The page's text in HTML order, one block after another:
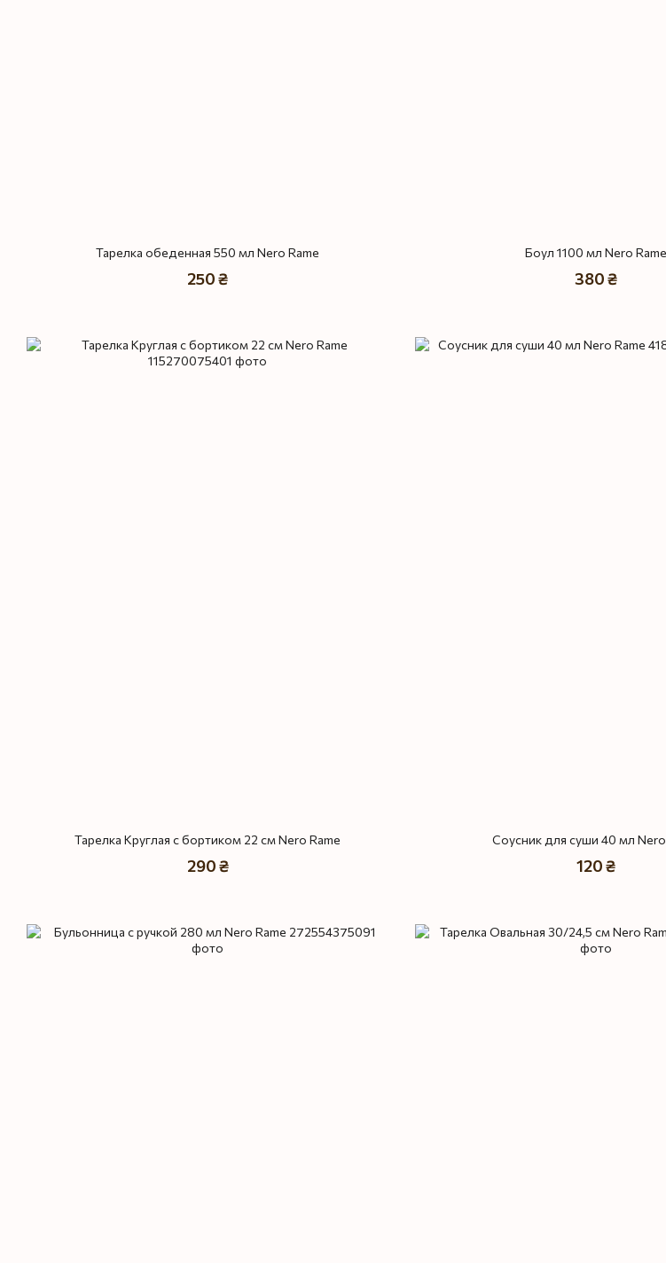
Тарелка обеденная 550 мл Nero Rame
250 ₴
Боул 1100 мл Nero Rame
380 ₴
Тарелка Круглая с бортиком 22 см Nero Rame
290 ₴
Соусник для суши 40 мл Nero
120 ₴